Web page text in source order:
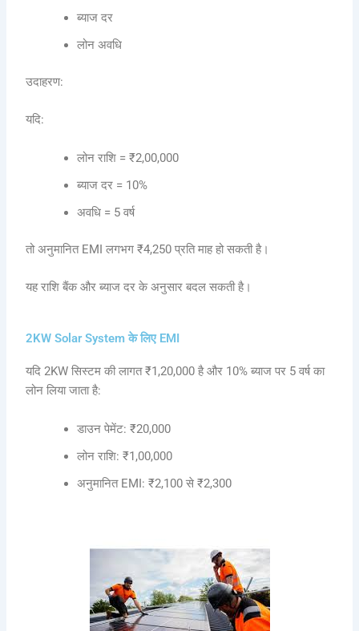
ब्याज दर
लोन अवधि
उदाहरण:
यदि:
लोन राशि = ₹2,00,000
ब्याज दर = 10%
अवधि = 5 वर्ष
तो अनुमानित EMI लगभग ₹4,250 प्रति माह हो सकती है।
यह राशि बैंक और ब्याज दर के अनुसार बदल सकती है।
2KW Solar System के लिए EMI
यदि 2KW सिस्टम की लागत ₹1,20,000 है और 10% ब्याज पर 5 वर्ष का
लोन लिया जाता है:
डाउन पेमेंट: ₹20,000
लोन राशि: ₹1,00,000
अनुमानित EMI: ₹2,100 से ₹2,300